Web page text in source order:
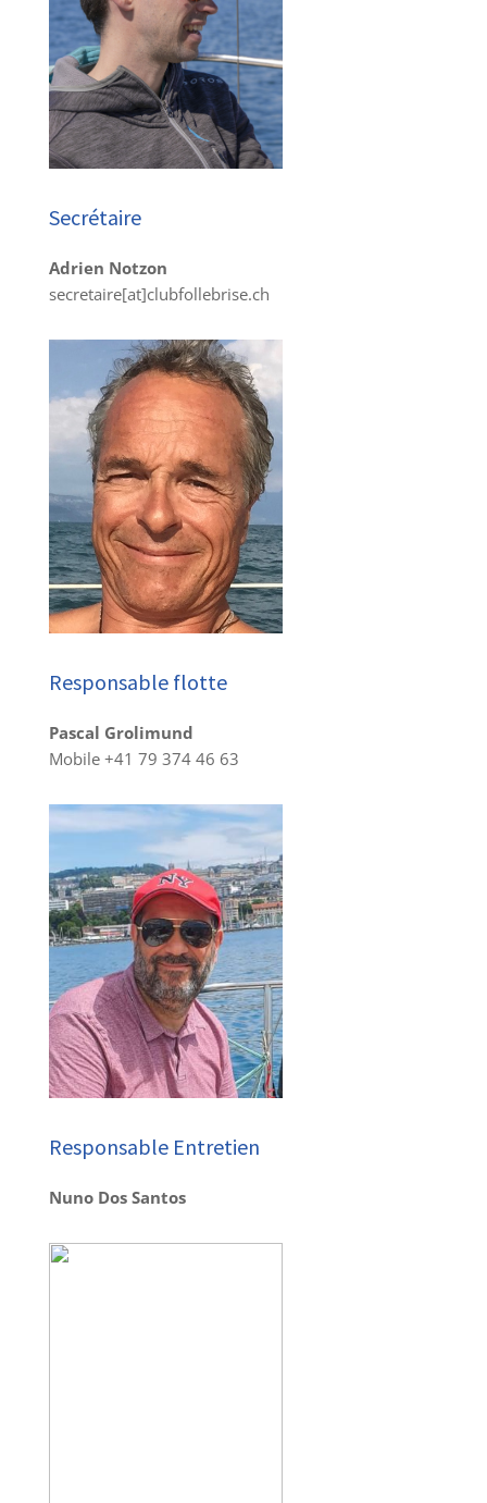
Secrétaire
Adrien Notzon
secretaire[at]clubfollebrise.ch
Responsable flotte
Pascal Grolimund
Mobile +41 79 374 46 63
Responsable Entretien
Nuno Dos Santos